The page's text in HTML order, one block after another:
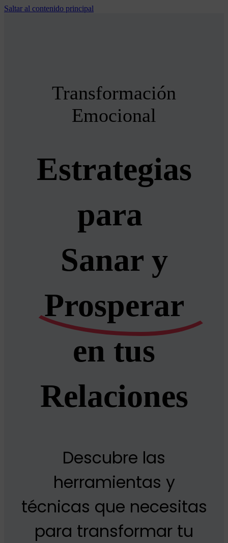
Saltar al contenido principal
Transformación
Emocional
Estrategias
para
Sanar y
Prosperar
en tus
Relaciones
Descubre las
herramientas y
técnicas que necesitas
para transformar tu